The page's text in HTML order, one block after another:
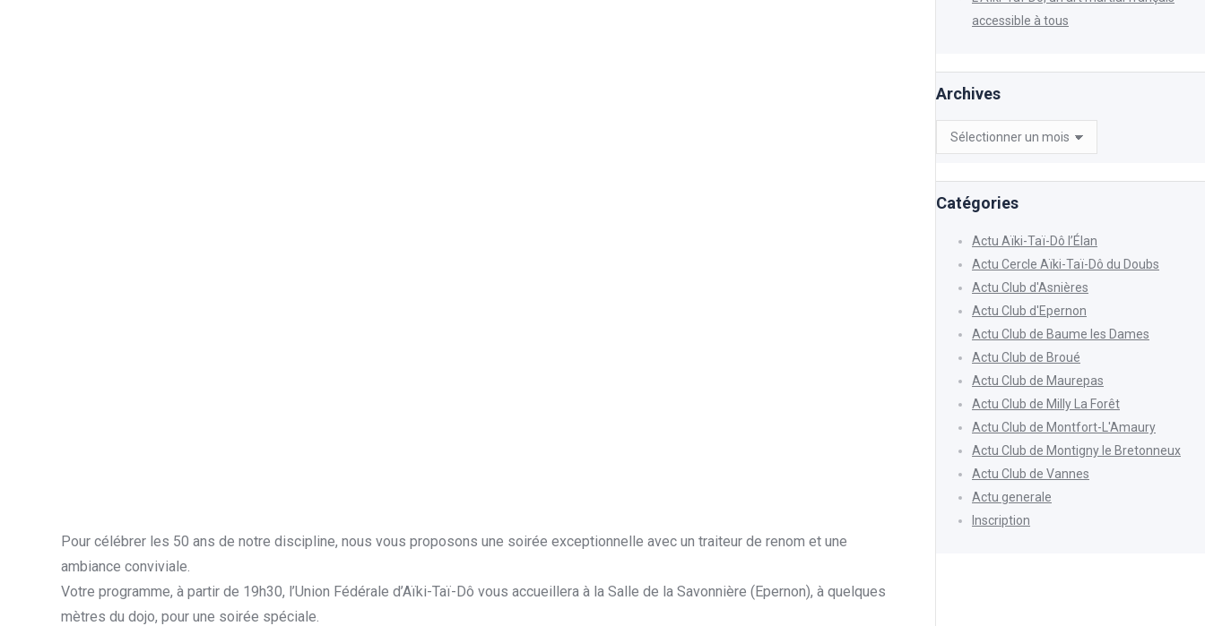
Pour célébrer les 50 ans de notre discipline, nous vous proposons une soirée exceptionnelle avec un traiteur de renom et une
ambiance conviviale.
Votre programme, à partir de 19h30, l’Union Fédérale d’Aïki-Taï-Dô vous accueillera à la Salle de la Savonnière (Epernon), à quelques
mètres du dojo, pour une soirée spéciale.
accessible à tous
Archives
Archives
Catégories
Actu Aïki-Taï-Dô l’Élan
Actu Cercle Aïki-Taï-Dô du Doubs
Actu Club d'Asnières
Actu Club d'Epernon
Actu Club de Baume les Dames
Actu Club de Broué
Actu Club de Maurepas
Actu Club de Milly La Forêt
Actu Club de Montfort-L'Amaury
Actu Club de Montigny le Bretonneux
Actu Club de Vannes
Actu generale
Inscription